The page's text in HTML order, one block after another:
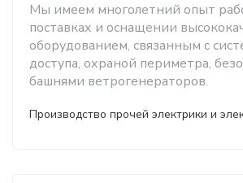
Мы имеем многолетний опыт
поставках и оснащении
оборудованием, связанным с
доступа, охраной периметра,
башнями ветрогенераторов.
Производство прочей электрики и